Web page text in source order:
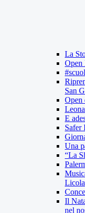
La
Open
San
Open
E
Safer
Una
“La
Licola
Il
nel